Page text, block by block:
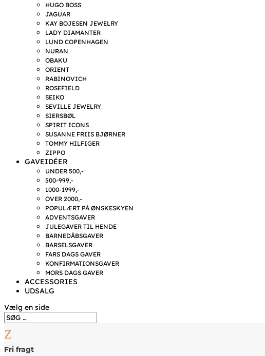
HUGO BOSS
JAGUAR
KAY BOJESEN JEWELRY
LADY DIAMANTER
LUND COPENHAGEN
NURAN
OBAKU
ORIENT
RABINOVICH
ROSEFIELD
SEIKO
SEVILLE JEWELRY
SIERSBØL
SPIRIT ICONS
SUSANNE FRIIS BJØRNER
TOMMY HILFIGER
ZIPPO
GAVEIDÉER
UNDER 500,-
500-999,-
1000-1999,-
OVER 2000,-
POPULÆRT PÅ ØNSKESKYEN
ADVENTSGAVER
JULEGAVER TIL HENDE
BARNEDÅBSGAVER
BARSELSGAVER
FARS DAGS GAVER
KONFIRMATIONSGAVER
MORS DAGS GAVER
ACCESSORIES
UDSALG
Vælg en side
Z
Fri fragt